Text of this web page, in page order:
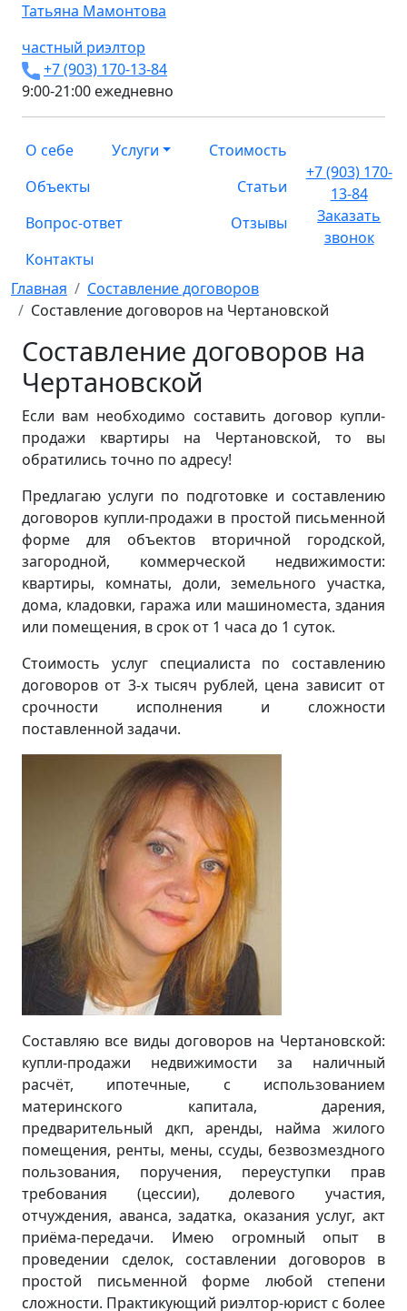
Татьяна Мамонтова
частный риэлтор
+7 (903) 170-13-84
9:00-21:00 ежедневно
О себе Услуги
Стоимость
Объекты
Статьи
Вопрос-ответ
Отзывы
Контакты
+7 (903) 170-
13-84
Заказать
звонок
Главная
Составление договоров
Составление договоров на Чертановской
Составление договоров на
Чертановской
Если вам необходимо составить договор купли-
продажи квартиры на Чертановской, то вы
обратились точно по адресу!
Предлагаю услуги по подготовке и составлению
договоров купли-продажи в простой письменной
форме для объектов вторичной городской,
загородной, коммерческой недвижимости:
квартиры, комнаты, доли, земельного участка,
дома, кладовки, гаража или машиноместа, здания
или помещения, в срок от 1 часа до 1 суток.
Стоимость услуг специалиста по составлению
договоров от 3-х тысяч рублей, цена зависит от
срочности исполнения и сложности
поставленной задачи.
Составляю все виды договоров на Чертановской:
купли-продажи недвижимости за наличный
расчёт, ипотечные, с использованием
материнского капитала, дарения,
предварительный дкп, аренды, найма жилого
помещения, ренты, мены, ссуды, безвозмездного
пользования, поручения, переуступки прав
требования (цессии), долевого участия,
отчуждения, аванса, задатка, оказания услуг, акт
приёма-передачи. Имею огромный опыт в
проведении сделок, составлении договоров в
простой письменной форме любой степени
сложности. Практикующий риэлтор-юрист с более